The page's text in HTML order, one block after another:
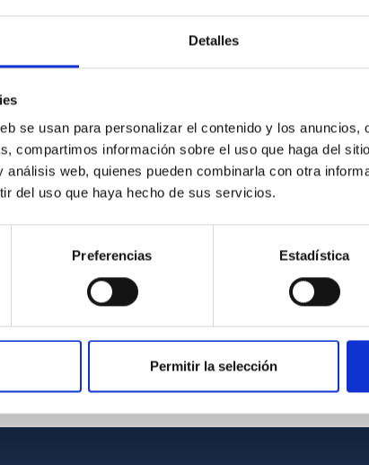
Detalles
se usan para personalizar el contenido y los anuncios,
compartimos información sobre el uso que haga del
análisis web, quienes pueden combinarla con otra
del uso que haya hecho de sus servicios.
Preferencias Estadística
Permitir la selección